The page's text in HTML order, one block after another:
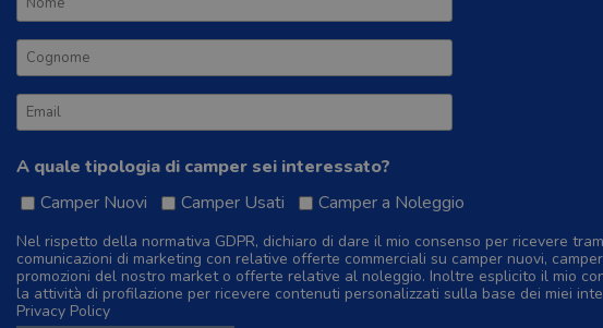
A quale tipologia di camper sei interessato?
Camper Nuovi
Camper Usati Camper a Noleggio
Nel rispetto della normativa GDPR, dichiaro di dare il mio consenso per ricevere
comunicazioni di marketing con relative offerte commerciali su camper nuovi,
promozioni del nostro market o offerte relative al noleggio. Inoltre esplicito il mio
la attività di profilazione per ricevere contenuti personalizzati sulla base dei miei
Privacy Policy